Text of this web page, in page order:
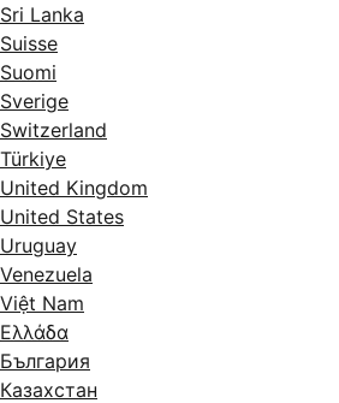
Sri Lanka
Suisse
Suomi
Sverige
Switzerland
Türkiye
United Kingdom
United States
Uruguay
Venezuela
Việt Nam
Ελλάδα
България
Казахстан